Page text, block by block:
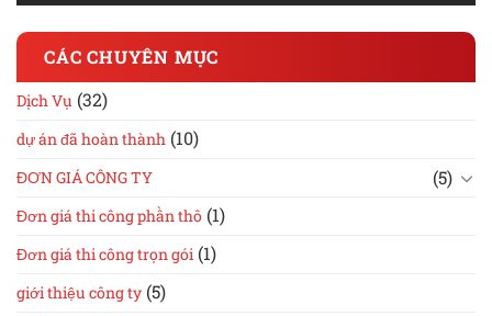
CÁC CHUYÊN MỤC
Dịch Vụ (32)
dự án đã hoàn thành (10)
ĐƠN GIÁ CÔNG TY (5)
Đơn giá thi công phần thô (1)
Đơn giá thi công trọn gói (1)
giới thiệu công ty (5)